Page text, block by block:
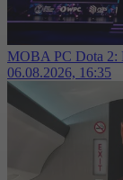
MOBA PC Dota 2:
06.08.2026, 16:35